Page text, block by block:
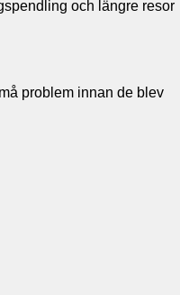
och längre resor
problem innan de blev